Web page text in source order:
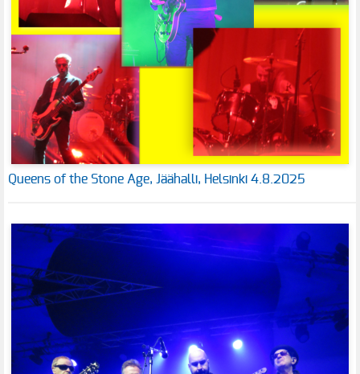
Queens of the Stone Age, Jäähalli, Helsinki 4.8.2025